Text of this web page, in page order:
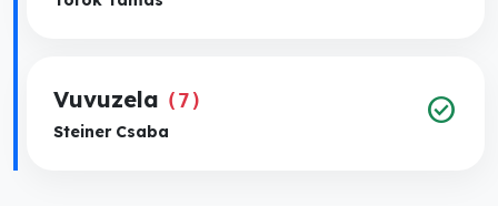
Vuvuzela (7)
Steiner Csaba
check_circle